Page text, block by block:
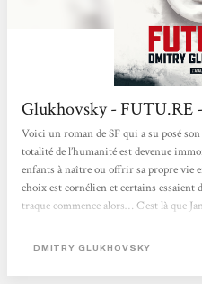
Glukhovsky - FUTU.RE -
Voici un roman de SF qui a su posé
totalité de l’humanité est devenue
enfants à naître ou offrir sa propre vie
choix est cornélien et certains essaient
traque commence alors… C’est là que
donne du sens à votre vie. Parce que
DMITRY GLUKHOVSKY